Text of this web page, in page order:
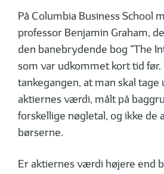
På Columbia Business School
professor Benjamin Graham,
den banebrydende bog ”The
som var udkommet kort tid før.
tankegangen, at man skal tage
aktiernes værdi, målt på
forskellige nøgletal, og ikke de
børserne.
Er aktiernes værdi højere end